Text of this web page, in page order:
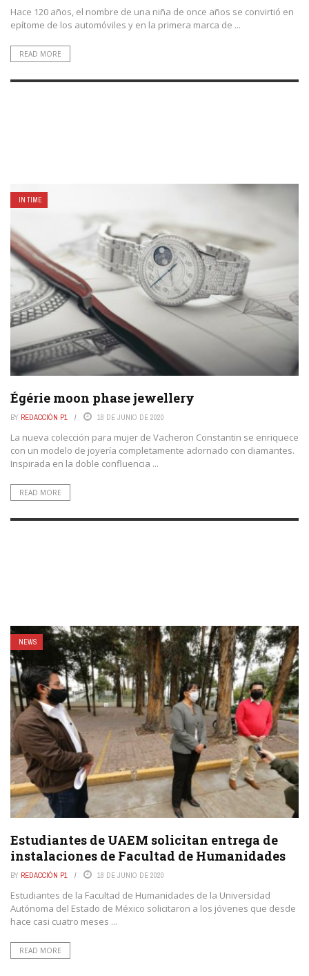
Hace 120 años, el nombre de una niña de once años se convirtió en
epítome de los automóviles y en la primera marca de ...
READ MORE
IN TIME
Égérie moon phase jewellery
BY REDACCIÓN P1 18 DE JUNIO DE 2020
La nueva colección para mujer de Vacheron Constantin se enriquece
con un modelo de joyería completamente adornado con diamantes.
Inspirada en la doble confluencia ...
READ MORE
NEWS
Estudiantes de UAEM solicitan entrega de
instalaciones de Facultad de Humanidades
BY REDACCIÓN P1 18 DE JUNIO DE 2020
Estudiantes de la Facultad de Humanidades de la Universidad
Autónoma del Estado de México solicitaron a los jóvenes que desde
hace casi cuatro meses ...
READ MORE